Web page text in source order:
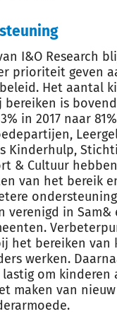
I&O Research
prioriteit geven
Het aantal
bereiken is
in 2017 naar
Kinderhulp,
& Cultuur
van het bereik
verenigd in Sam&
het bereiken van
werken.
om kinderen
maken van